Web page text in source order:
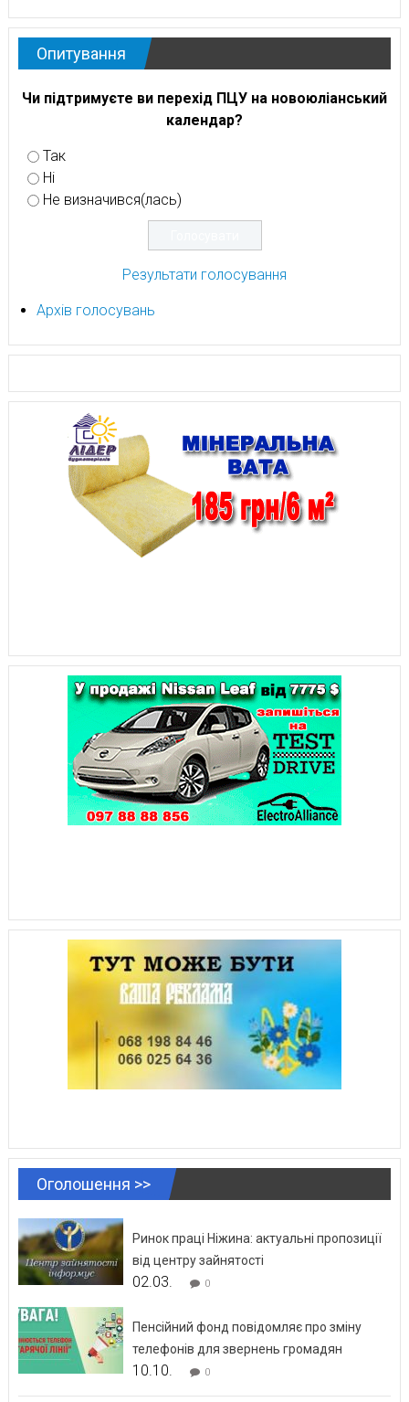
Опитування
Чи підтримуєте ви перехід ПЦУ на новоюліанський
календар?
Так
Ні
Не визначився(лась)
Результати голосування
Архів голосувань
Оголошення >>
Ринок праці Ніжина: актуальні пропозиції
від центру зайнятості
02.03. 0
Пенсійний фонд повідомляє про зміну
телефонів для звернень громадян
10.10. 0